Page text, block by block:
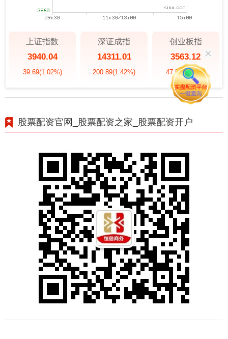
上证指数
3940.04
39.69(1.02%)
深证成指
14311.01
200.89(1.42%)
创业板指
3563.12
47.56(1.35%)
股票配资官网_股票配资之家_股票配资开户